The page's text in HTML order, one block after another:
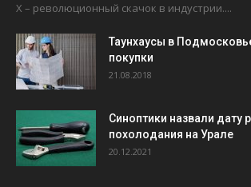
Х – революционный скачок в индустрии....
Таунхаусы в
покупки
21.08.2018
Синоптики назвали дату
похолодания на Урале
20.12.2021